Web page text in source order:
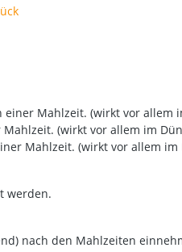
Mahlzeit. (wirkt vor allem
(wirkt vor allem im
Mahlzeit. (wirkt vor allem im
werden.
nach den Mahlzeiten